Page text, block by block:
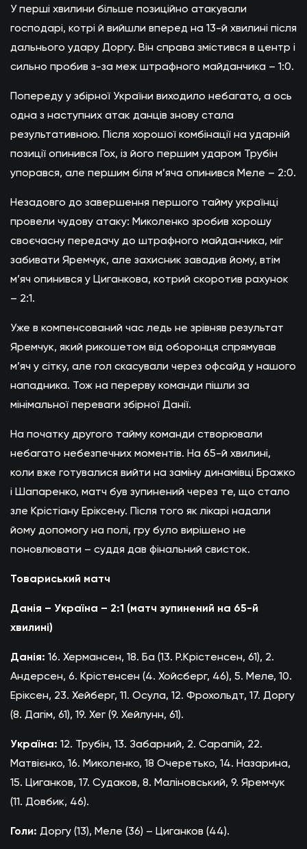
У перші хвилини більше позиційно атакували
господарі, котрі й вийшли вперед на 13-й хвилині після
дальнього удару Доргу. Він справа змістився в центр і
сильно пробив з-за меж штрафного майданчика – 1:0.
Попереду у збірної України виходило небагато, а ось
одна з наступних атак данців знову стала
результативною. Після хорошої комбінації на ударній
позиції опинився Гох, із його першим ударом Трубін
упорався, але першим біля м’яча опинився Меле – 2:0.
Незадовго до завершення першого тайму українці
провели чудову атаку: Миколенко зробив хорошу
своєчасну передачу до штрафного майданчика, міг
забивати Яремчук, але захисник завадив йому, втім
м’яч опинився у Циганкова, котрий скоротив рахунок
– 2:1.
Уже в компенсований час ледь не зрівняв результат
Яремчук, який рикошетом від оборонця спрямував
м’яч у сітку, але гол скасували через офсайд у нашого
нападника. Тож на перерву команди пішли за
мінімальної переваги збірної Данії.
На початку другого тайму команди створювали
небагато небезпечних моментів. На 65-й хвилині,
коли вже готувалися вийти на заміну динамівці Бражко
і Шапаренко, матч був зупинений через те, що стало
зле Крістіану Еріксену. Після того як лікарі надали
йому допомогу на полі, гру було вирішено не
поновлювати – суддя дав фінальний свисток.
Товариський матч
Данія – Україна – 2:1 (матч зупинений на 65-й
хвилині)
Данія: 16. Хермансен, 18. Ба (13. Р.Крістенсен, 61), 2.
Андерсен, 6. Крістенсен (4. Хойсберг, 46), 5. Меле, 10.
Еріксен, 23. Хейберг, 11. Осула, 12. Фрохольдт, 17. Доргу
(8. Дагім, 61), 19. Хег (9. Хейлунн, 61).
Україна: 12. Трубін, 13. Забарний, 2. Сарапій, 22.
Матвієнко, 16. Миколенко, 18 Очеретько, 14. Назарина,
15. Циганков, 17. Судаков, 8. Маліновський, 9. Яремчук
(11. Довбик, 46).
Голи: Доргу (13), Меле (36) – Циганков (44).